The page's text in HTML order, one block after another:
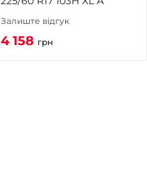
+38 (099)-643-33-77
- Тополь
+38 (068)-923-74-19
- Калинова
Залиште відгук
4 158 грн